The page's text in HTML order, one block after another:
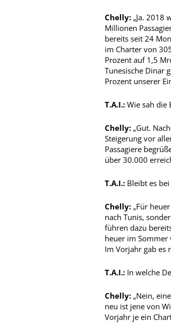
Chelly:„Ja. 2018
Millionen
bereits seit 24
im Charter von
Prozent auf 1,5
Tunesische Dinar
Prozent unserer
T.A.I.:Wie sah die
Chelly:„Gut.
Steigerung vor
Passagiere
über 30.000
T.A.I.:Bleibt es bei
Chelly:„Für
nach Tunis,
führen dazu
heuer im Sommer
Im Vorjahr gab es
T.A.I.:In welche
Chelly:„Nein,
neu ist jene von
Vorjahr je ein